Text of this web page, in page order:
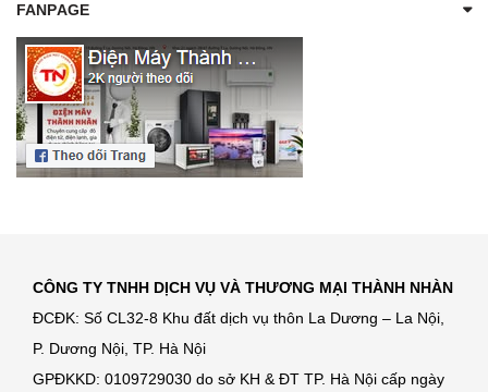
FANPAGE
CÔNG TY TNHH DỊCH VỤ VÀ THƯƠNG MẠI THÀNH NHÀN
ĐCĐK: Số CL32-8 Khu đất dịch vụ thôn La Dương – La Nội,
P. Dương Nội, TP. Hà Nội
GPĐKKD: 0109729030 do sở KH & ĐT TP. Hà Nội cấp ngày